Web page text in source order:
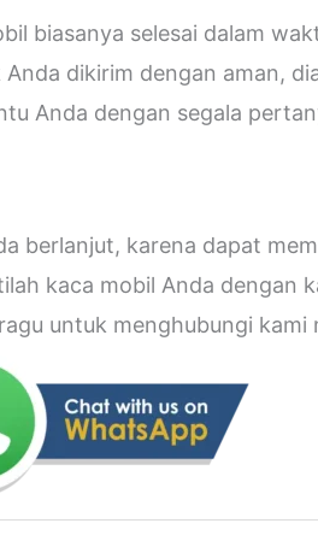
biasanya selesai dalam
dikirim dengan aman,
Anda dengan segala
berlanjut, karena dapat
kaca mobil Anda dengan
untuk menghubungi